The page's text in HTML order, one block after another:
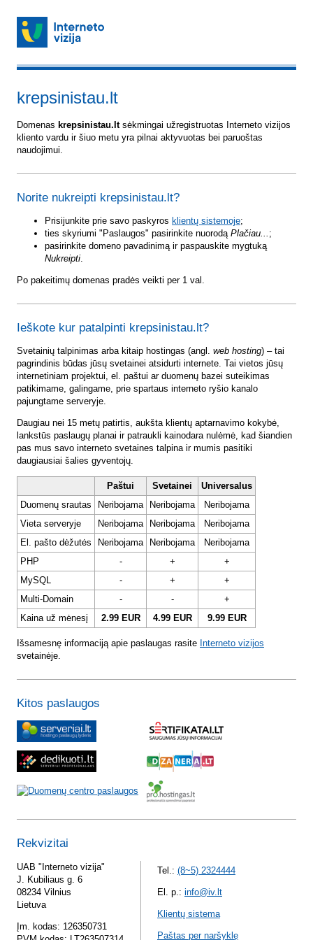
krepsinistau.lt
Domenas krepsinistau.ltsėkmingai užregistruotas Interneto vizijos
kliento vardu ir šiuo metu yra pilnai aktyvuotas bei paruoštas
naudojimui.
Norite nukreipti krepsinistau.lt?
Prisijunkite prie savo paskyros klientų sistemoje;
ties skyriumi "Paslaugos" pasirinkite nuorodą Plačiau... ;
pasirinkite domeno pavadinimą ir paspauskite mygtuką
Nukreipti.
Po pakeitimų domenas pradės veikti per 1 val.
Ieškote kur patalpinti krepsinistau.lt?
Svetainių talpinimas arba kitaip hostingas (angl. web hosting) – tai
pagrindinis būdas jūsų svetainei atsidurti internete. Tai vietos jūsų
internetiniam projektui, el. paštui ar duomenų bazei suteikimas
patikimame, galingame, prie spartaus interneto ryšio kanalo
pajungtame serveryje.
Daugiau nei 15 metų patirtis, aukšta klientų aptarnavimo kokybė,
lankstūs paslaugų planai ir patraukli kainodara nulėmė, kad šiandien
pas mus savo interneto svetaines talpina ir mumis pasitiki
daugiausiai šalies gyventojų.
Paštui Svetainei
Universalus
Duomenų srautas
Neribojama Neribojama
Neribojama
Vieta serveryje
Neribojama Neribojama
Neribojama
El. pašto dėžutės
Neribojama Neribojama
Neribojama
PHP
- +
+
MySQL
- +
+
Multi-Domain
- -
+
Kaina už mėnesį
2.99 EUR 4.99 EUR 9.99 EUR
Išsamesnę informaciją apie paslaugas rasite Interneto vizijos
svetainėje.
Kitos paslaugos
Rekvizitai
UAB "Interneto vizija"
J. Kubiliaus g. 6
08234 Vilnius
Lietuva
Įm. kodas: 126350731
Tel.: (8~5) 2324444
El. p.: info@iv.lt
Klientų sistema
Paštas per naršyklę